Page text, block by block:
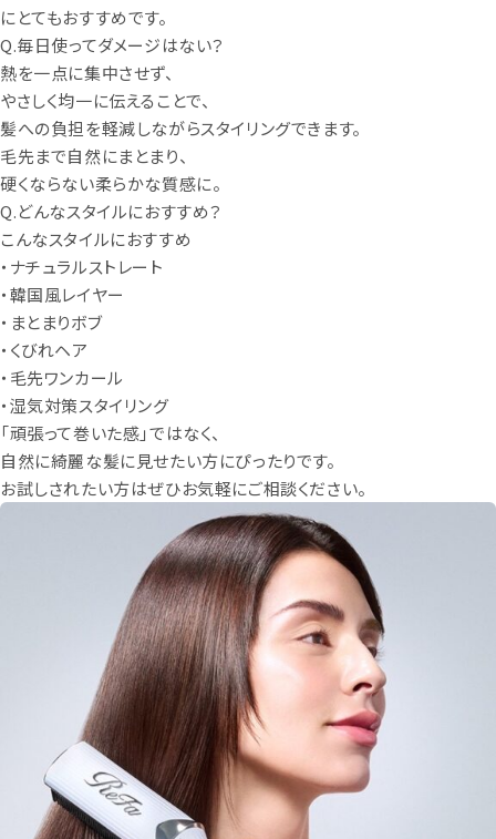
にとてもおすすめです。
Q.毎日使ってダメージはない？
熱を一点に集中させず、
やさしく均一に伝えることで、
髪への負担を軽減しながらスタイリングできます。
毛先まで自然にまとまり、
硬くならない柔らかな質感に。
Q.どんなスタイルにおすすめ？
こんなスタイルにおすすめ
・ナチュラルストレート
・韓国風レイヤー
・まとまりボブ
・くびれヘア
・毛先ワンカール
・湿気対策スタイリング
「頑張って巻いた感」ではなく、
自然に綺麗な髪に見せたい方にぴったりです。
お試しされたい方はぜひお気軽にご相談ください。